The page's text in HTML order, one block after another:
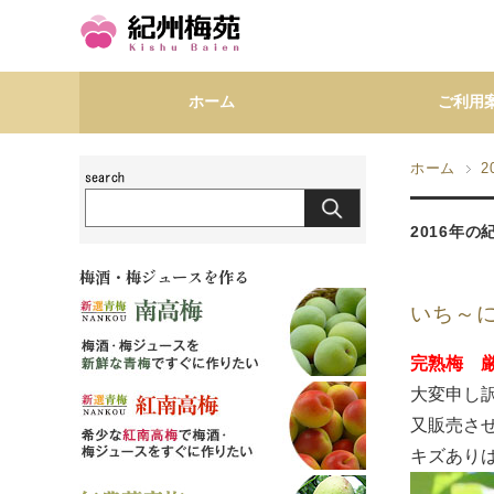
ホーム ご利用
ホーム
2016年の
いち～
完熟梅
大変申し
又販売さ
キズあり
梅酒・梅ジュースを作る